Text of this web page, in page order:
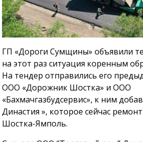
ГП «Дороги Сумщины» объявили
на этот раз ситуация коренным
На тендер отправились его
ООО «Дорожник Шостка» и ООО
«Бахмачгазбудсервис», к ним
Династия », которое сейчас
Шостка-Ямполь.